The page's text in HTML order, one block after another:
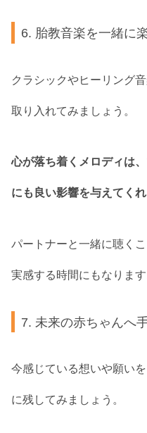
6. 胎教音楽を一緒に
クラシックやヒーリング
取り入れてみましょう。
心が落ち着くメロディは
にも良い影響を与えてくれ
パートナーと一緒に聴く
実感する時間にもなります
7. 未来の赤ちゃんへ
今感じている想いや願い
に残してみましょう。